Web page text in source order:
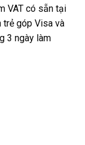
VAT có sẵn tại
trẻ góp Visa và
3 ngày làm